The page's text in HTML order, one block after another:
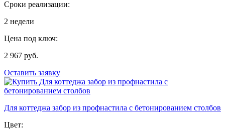
Сроки реализации:
2 недели
Цена под ключ:
2 967 руб.
Оставить заявку
Для коттеджа забор из профнастила с бетонированием столбов
Цвет: